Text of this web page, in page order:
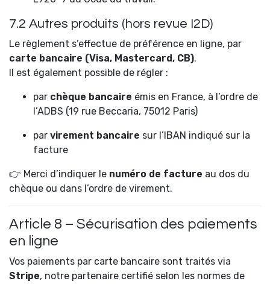
7.2 Autres produits (hors revue I2D)
Le règlement s’effectue de préférence en ligne, par
carte bancaire (Visa, Mastercard, CB).
Il est également possible de régler :
par chèque bancaire émis en France, à l’ordre de
l’ADBS (19 rue Beccaria, 75012 Paris)
par virement bancaire sur l’IBAN indiqué sur la
facture
👉 Merci d’indiquer le numéro de facture au dos du
chèque ou dans l’ordre de virement.
Article 8 – Sécurisation des paiements
en ligne
Vos paiements par carte bancaire sont traités via
Stripe, notre partenaire certifié selon les normes de